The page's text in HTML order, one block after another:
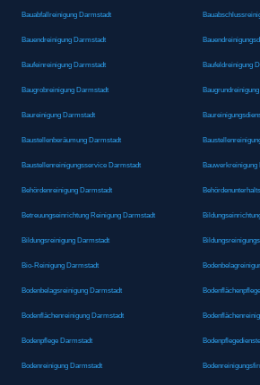
Bauabfallreinigung Darmstadt
Bauendreinigung Darmstadt
Baufeinreinigung Darmstadt Baufeldreinigung
Baugrobreinigung Darmstadt
Baureinigung Darmstadt
Baustellenberäumung Darmstadt
Baustellenreinigungsservice Darmstadt Bauwerkreinigung
Behördenreinigung Darmstadt
Betreuungseinrichtung Reinigung Darmstadt
Bildungsreinigung Darmstadt
Bio-Reinigung Darmstadt
Bodenbelagsreinigung Darmstadt
Bodenflächenreinigung Darmstadt
Bodenpflege Darmstadt
Bodenreinigung Darmstadt